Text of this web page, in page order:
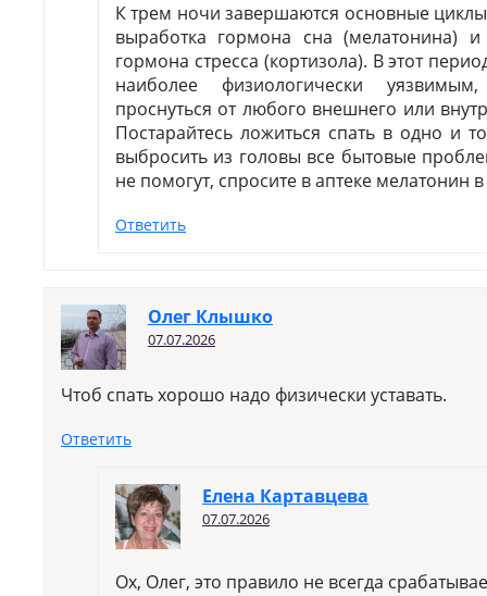
К трем ночи завершаются основные циклы
выработка гормона сна (мелатонина)
гормона стресса (кортизола). В этот
наиболее физиологически
проснуться от любого внешнего или
Постарайтесь ложиться спать в одно и
выбросить из головы все бытовые
не помогут, спросите в аптеке мелатонин в
Ответить
Олег Клышко
07.07.2026
Чтоб спать хорошо надо физически уставать.
Ответить
Елена Картавцева
07.07.2026
Ох, Олег, это правило не всегда